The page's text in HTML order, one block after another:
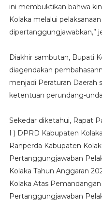
ini membuktikan bahwa
Kolaka melalui
dipertanggungjawabkan,”
Diakhir sambutan, Bupati
diagendakan
menjadi Peraturan Daerah
ketentuan perundang-
Sekedar diketahui, Rapat
I ) DPRD Kabupaten
Ranperda Kabupaten
Pertanggungjawaban
Kolaka Tahun Anggaran
Kolaka Atas
Pertanggungjawaban